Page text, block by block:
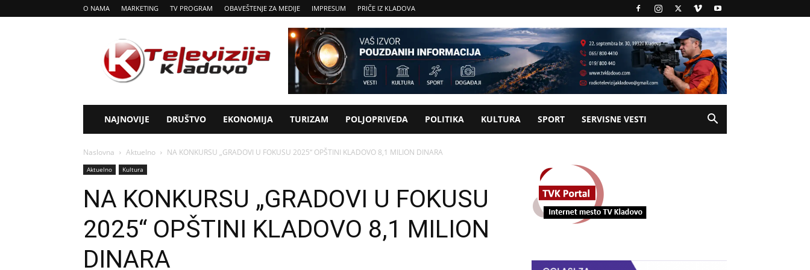
O NAMA MARKETING TV PROGRAM OBAVEŠTENJE ZA MEDIJE IMPRESUM PRIČE IZ KLADOVA
Tv
Kladovo
NAJNOVIJE DRUŠTVO EKONOMIJA TURIZAM POLJOPRIVEDA POLITIKA KULTURA SPORT SERVISNE VESTI
Naslovna Aktuelno NA KONKURSU „GRADOVI U FOKUSU 2025“ OPŠTINI KLADOVO 8,1 MILION DINARA
Aktuelno Kultura
NA KONKURSU „GRADOVI U FOKUSU
2025“ OPŠTINI KLADOVO 8,1 MILION
DINARA